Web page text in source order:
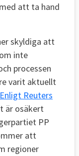
att ta hand
skyldiga att
inte
processen
varit aktuellt
Enligt Reuters
är osäkert
PP
att
regioner